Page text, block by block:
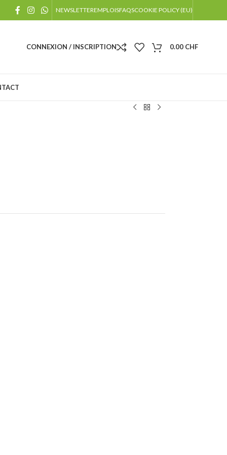
NEWSLETTEREMPLOISFAQSCOOKIE POLICY (EU)
CONNEXION / INSCRIPTION 0.00 CHF